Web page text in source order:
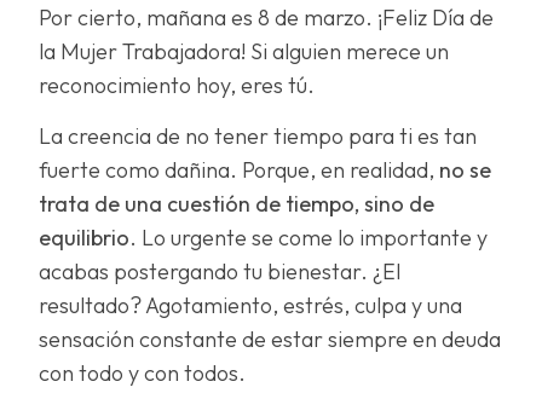
Por cierto, mañana es 8 de marzo. ¡Feliz Día de
la Mujer Trabajadora! Si alguien merece un
reconocimiento hoy, eres tú.
La creencia de no tener tiempo para ti es tan
fuerte como dañina. Porque, en realidad, no se
trata de una cuestión de tiempo, sino de
equilibrio. Lo urgente se come lo importante y
acabas postergando tu bienestar. ¿El
resultado? Agotamiento, estrés, culpa y una
sensación constante de estar siempre en deuda
con todo y con todos.